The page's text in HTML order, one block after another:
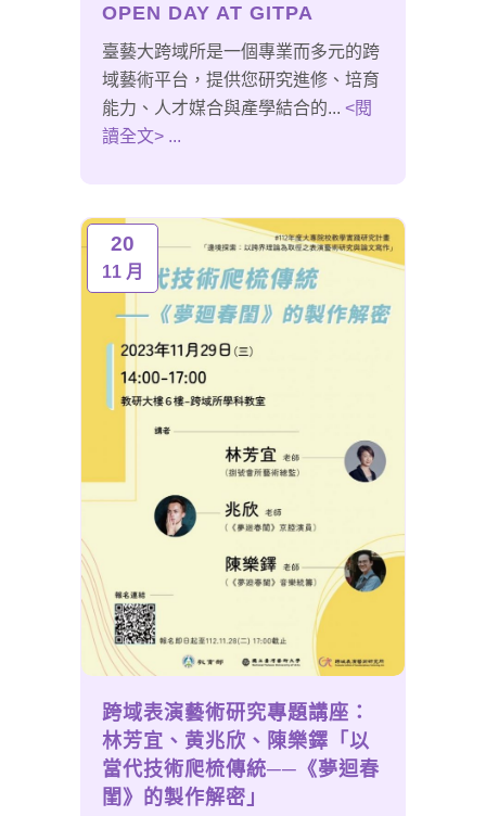
OPEN DAY AT GITPA
臺藝大跨域所是一個專業而多元的跨
域藝術平台，提供您研究進修、培育
能力、人才媒合與產學結合的... <閱
讀全文> ...
20
11 月
跨域表演藝術研究專題講座：
林芳宜、黄兆欣、陳樂鐸「以
當代技術爬梳傳統──《夢迴春
閨》的製作解密」